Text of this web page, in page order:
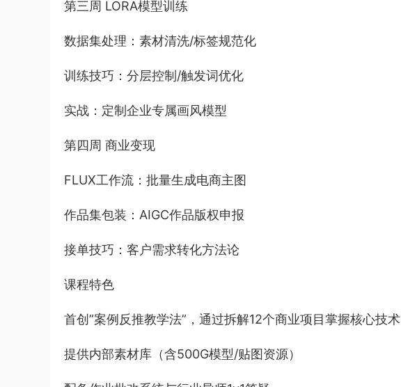
第三周 LORA模型训练
数据集处理：素材清洗/标签规范化
训练技巧：分层控制/触发词优化
实战：定制企业专属画风模型
第四周 商业变现
FLUX工作流：批量生成电商主图
作品集包装：AIGC作品版权申报
接单技巧：客户需求转化方法论
课程特色
首创”案例反推教学法”，通过拆解12个商业项目掌握核心技术
提供内部素材库（含500G模型/贴图资源）